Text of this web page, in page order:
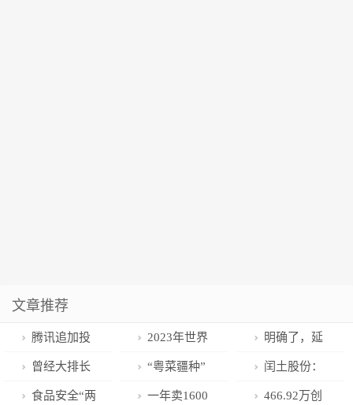
文章推荐
腾讯追加投
资蘑菇车联，
持股超15.72%
2023年世界
大健康博览会
将在武汉开幕
明确了，延
长至2024年
底！
曾经大排长
龙的知名品
“粤菜疆种”
助力乡村振兴
闰土股份：
下游需求情况
食品安全“两 一年卖1600 466.92万创